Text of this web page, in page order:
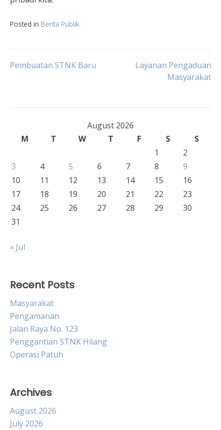
Posted in Berita Publik
Post
Pembuatan STNK Baru
Layanan Pengaduan
Masyarakat
August 2026
M
T W T F S
S
1
2
3
4 5 6 7 8
9
10
11 12 13 14 15
16
17
18 19 20 21 22
23
24
25 26 27 28 29
30
31
« Jul
Recent Posts
Masyarakat
Pengamanan
Jalan Raya No. 123
Penggantian STNK Hilang
Operasi Patuh
Archives
August 2026
July 2026